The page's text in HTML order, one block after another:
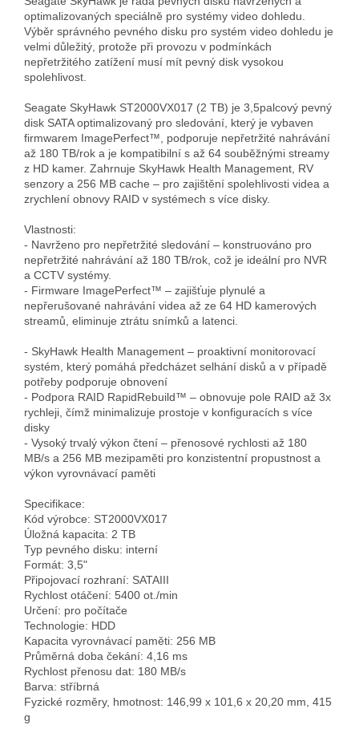
optimalizovaných speciálně pro systémy video dohledu.
Výběr správného pevného disku pro systém video dohledu je
velmi důležitý, protože při provozu v podmínkách
nepřetržitého zatížení musí mít pevný disk vysokou
spolehlivost.
Seagate SkyHawk ST2000VX017 (2 TB) je 3,5palcový pevný
disk SATA optimalizovaný pro sledování, který je vybaven
firmwarem ImagePerfect™, podporuje nepřetržité nahrávání
až 180 TB/rok a je kompatibilní s až 64 souběžnými streamy
z HD kamer. Zahrnuje SkyHawk Health Management, RV
senzory a 256 MB cache – pro zajištění spolehlivosti videa a
zrychlení obnovy RAID v systémech s více disky.
Vlastnosti:
- Navrženo pro nepřetržité sledování – konstruováno pro
nepřetržité nahrávání až 180 TB/rok, což je ideální pro NVR
a CCTV systémy.
- Firmware ImagePerfect™ – zajišťuje plynulé a
nepřerušované nahrávání videa až ze 64 HD kamerových
streamů, eliminuje ztrátu snímků a latenci.
- SkyHawk Health Management – proaktivní monitorovací
systém, který pomáhá předcházet selhání disků a v případě
potřeby podporuje obnovení
- Podpora RAID RapidRebuild™ – obnovuje pole RAID až 3x
rychleji, čímž minimalizuje prostoje v konfiguracích s více
disky
- Vysoký trvalý výkon čtení – přenosové rychlosti až 180
MB/s a 256 MB mezipaměti pro konzistentní propustnost a
výkon vyrovnávací paměti
Specifikace:
Kód výrobce: ST2000VX017
Úložná kapacita: 2 TB
Typ pevného disku: interní
Formát: 3,5"
Připojovací rozhraní: SATAIII
Rychlost otáčení: 5400 ot./min
Určení: pro počítače
Technologie: HDD
Kapacita vyrovnávací paměti: 256 MB
Průměrná doba čekání: 4,16 ms
Rychlost přenosu dat: 180 MB/s
Barva: stříbrná
Fyzické rozměry, hmotnost: 146,99 x 101,6 x 20,20 mm, 415
g